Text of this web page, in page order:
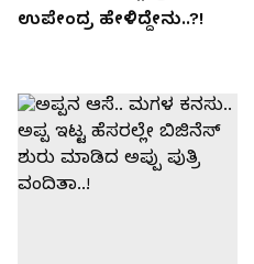
ಉಪೇಂದ್ರ ಹೇಳಿದ್ದೇನು..?!